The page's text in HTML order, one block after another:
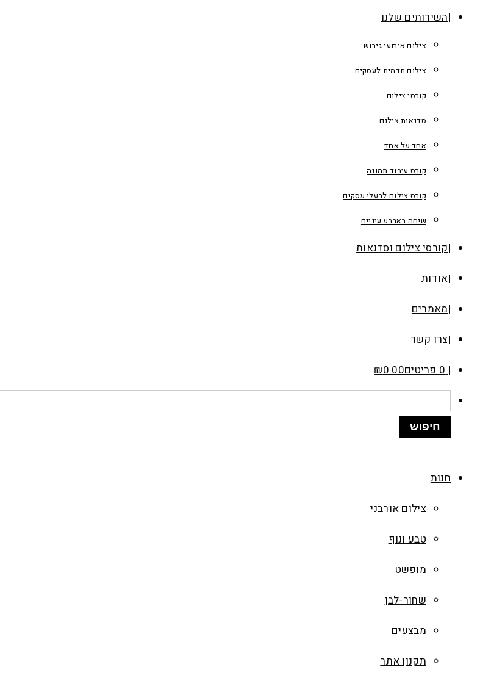
השירותים שלנו
צילום אירועי גיבוש
צילום תדמית לעסקים
קורסי צילום
סדנאות צילום
אחד על אחד
קורס עיבוד תמונה
קורס צילום לבעלי עסקים
שיחה בארבע עיניים
קורסי צילום וסדנאות
אודות
מאמרים
צרו קשר
0 פריטים
₪0.00
חנות
צילום אורבני
טבע ונוף
מופשט
שחור-לבן
מבצעים
תקנון אתר